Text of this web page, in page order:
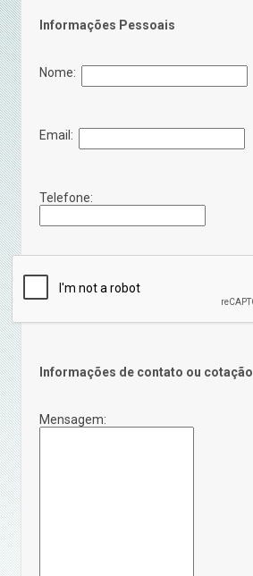
Informações Pessoais
Nome:
Email:
Telefone:
Informações de contato ou cotação
Mensagem: